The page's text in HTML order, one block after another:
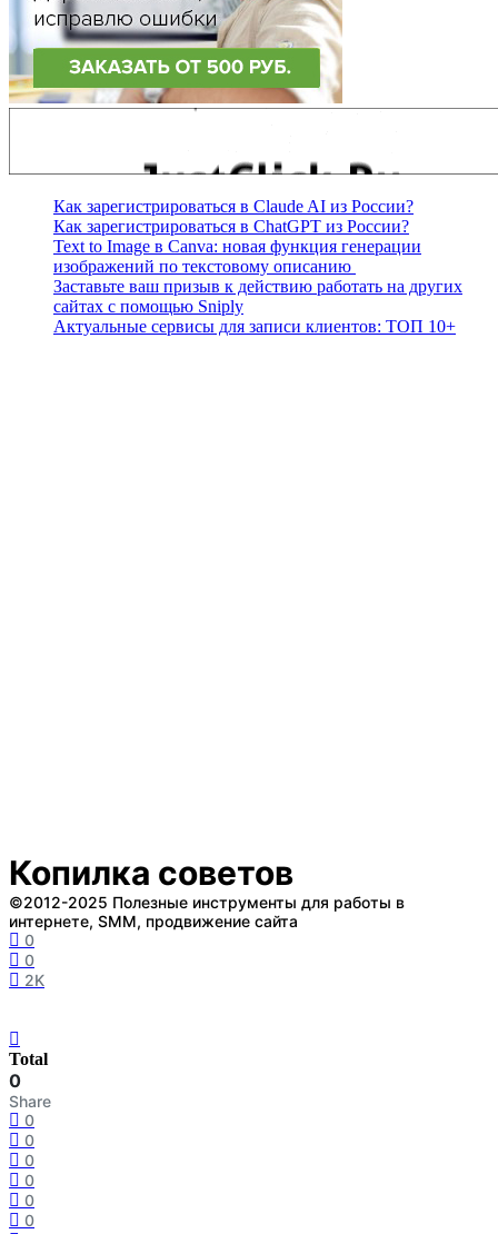
Как зарегистрироваться в Claude AI из России?
Как зарегистрироваться в ChatGPT из России?
Text to Image в Canva: новая функция генерации
изображений по текстовому описанию
Заставьте ваш призыв к действию работать на других
сайтах с помощью Sniply
Актуальные сервисы для записи клиентов: ТОП 10+
Копилка советов
©2012-2025 Полезные инструменты для работы в
интернете, SMM, продвижение сайта
0
0
2K
Total
0
Share
0
0
0
0
0
0